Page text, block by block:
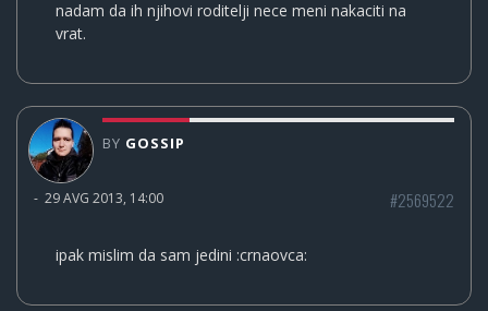
nadam da ih njihovi roditelji nece meni nakaciti na
vrat.
BY GOSSIP
- 29 AVG 2013, 14:00 #2569522
ipak mislim da sam jedini :crnaovca: